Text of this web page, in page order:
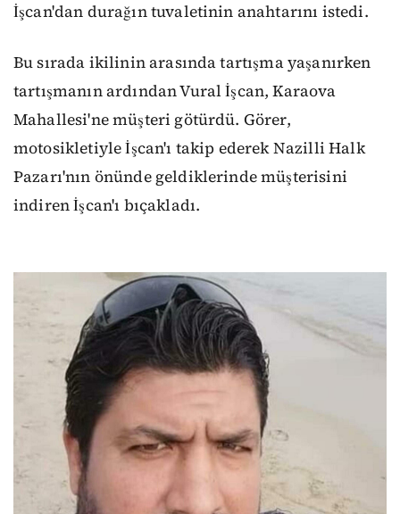
İşcan'dan durağın tuvaletinin anahtarını istedi.
Bu sırada ikilinin arasında tartışma yaşanırken
tartışmanın ardından Vural İşcan, Karaova
Mahallesi'ne müşteri götürdü. Görer,
motosikletiyle İşcan'ı takip ederek Nazilli Halk
Pazarı'nın önünde geldiklerinde müşterisini
indiren İşcan'ı bıçakladı.